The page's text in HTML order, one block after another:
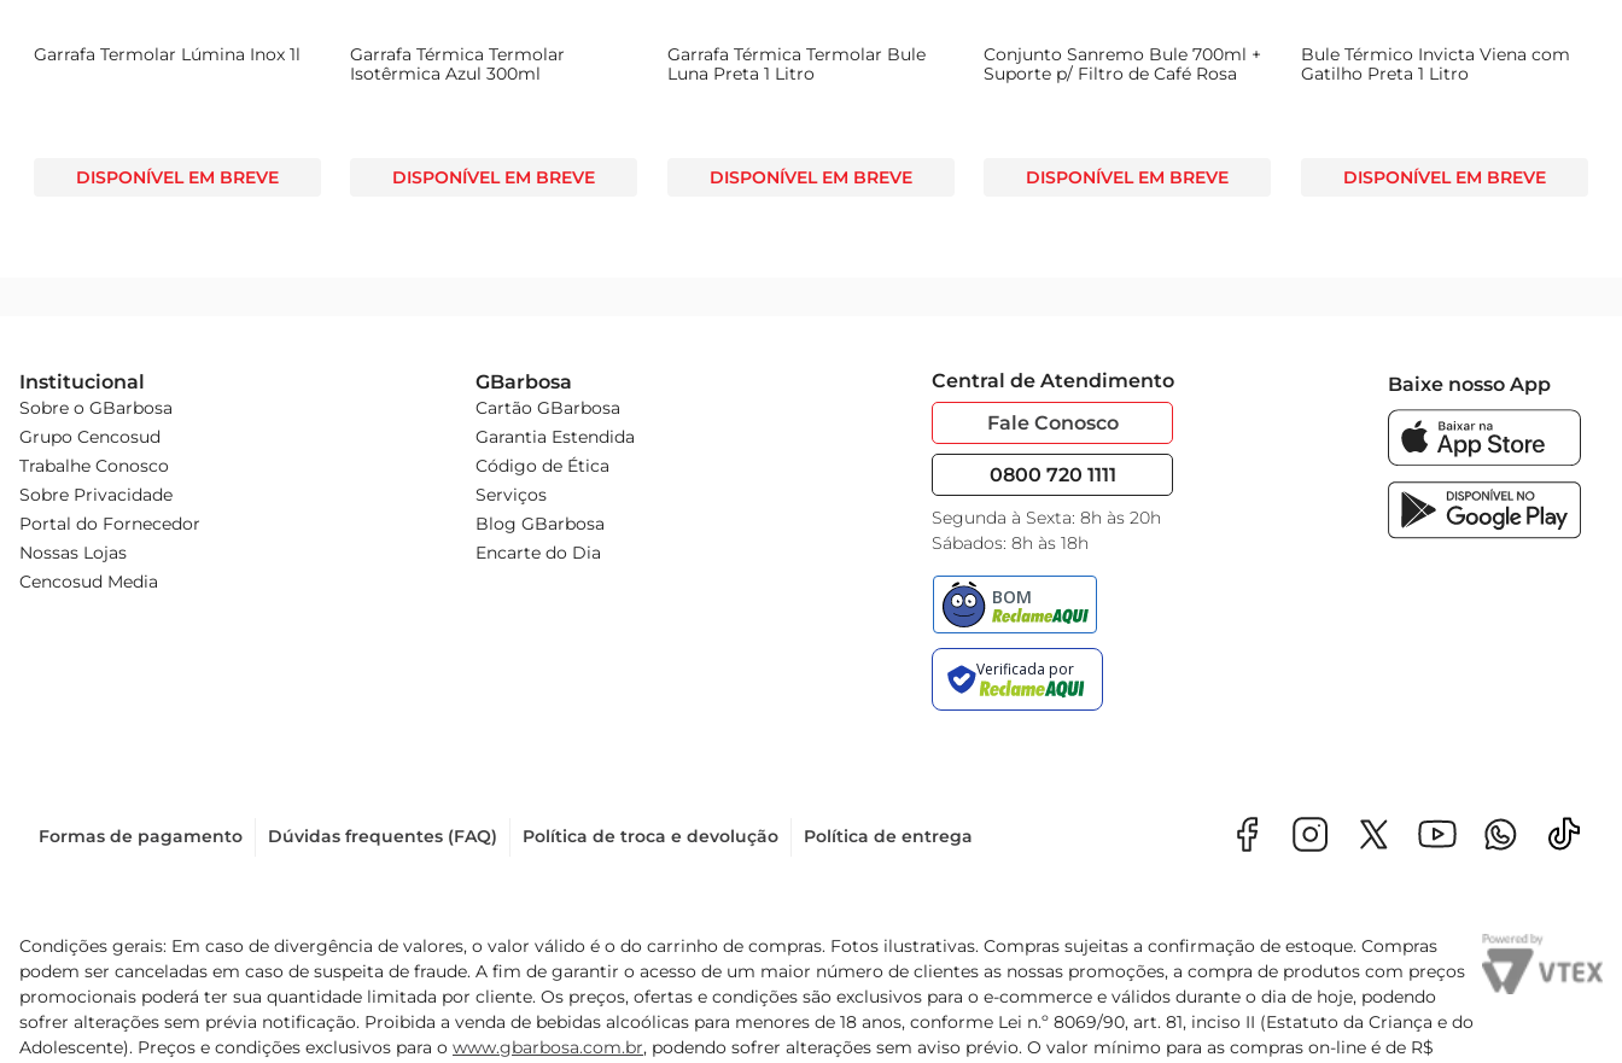
Garrafa Termolar Lúmina Inox 1l
DISPONÍVEL EM BREVE
Garrafa Térmica Termolar
Isotêrmica Azul 300ml
DISPONÍVEL EM BREVE
Garrafa Térmica Termolar Bule
Luna Preta 1 Litro
DISPONÍVEL EM BREVE
Conjunto Sanremo Bule 700ml +
Suporte p/ Filtro de Café Rosa
DISPONÍVEL EM BREVE
Bule Térmico Invicta Viena com
Gatilho Preta 1 Litro
DISPONÍVEL EM BREVE
Institucional
Sobre o GBarbosa
Grupo Cencosud
Trabalhe Conosco
Sobre Privacidade
Portal do Fornecedor
Nossas Lojas
Cencosud Media
GBarbosa
Cartão GBarbosa
Garantia Estendida
Código de Ética
Serviços
Blog GBarbosa
Encarte do Dia
Central de Atendimento
Fale Conosco
0800 720 1111
Segunda à Sexta: 8h às 20h
Sábados: 8h às 18h
Baixe nosso App
Formas de pagamento Dúvidas frequentes (FAQ) Política de troca e devolução Política de entrega
Condições gerais: Em caso de divergência de valores, o valor válido é o do carrinho de compras. Fotos ilustrativas. Compras sujeitas a confirmação de estoque. Compras
podem ser canceladas em caso de suspeita de fraude. A fim de garantir o acesso de um maior número de clientes as nossas promoções, a compra de produtos com preços
promocionais poderá ter sua quantidade limitada por cliente. Os preços, ofertas e condições são exclusivos para o e-commerce e válidos durante o dia de hoje, podendo
sofrer alterações sem prévia notificação. Proibida a venda de bebidas alcoólicas para menores de 18 anos, conforme Lei n.º 8069/90, art. 81, inciso II (Estatuto da Criança e do
Adolescente). Preços e condições exclusivos para o www.gbarbosa.com.br, podendo sofrer alterações sem aviso prévio. O valor mínimo para as compras on-line é de R$